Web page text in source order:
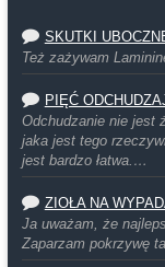
SKUTKI
Też zażywam
PIĘĆ
Odchudzanie nie jest
jaka jest tego
jest bardzo łatwa.…
ZIOŁA NA
Ja uważam, że
Zaparzam pokrzywę